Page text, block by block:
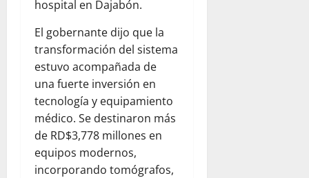
hospital en Dajabón.
El gobernante dijo que la
transformación del sistema
estuvo acompañada de
una fuerte inversión en
tecnología y equipamiento
médico. Se destinaron más
de RD$3,778 millones en
equipos modernos,
incorporando tomógrafos,